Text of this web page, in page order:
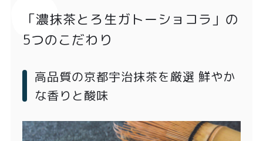
「濃抹茶とろ生ガトーショコラ」の
5つのこだわり
高品質の京都宇治抹茶を厳選 鮮やか
な香りと酸味